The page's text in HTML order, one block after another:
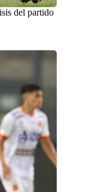
del partido